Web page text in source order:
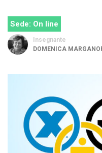
Sede: On line
Insegnante
DOMENICA